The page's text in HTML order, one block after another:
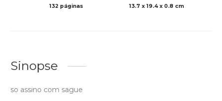
132 páginas 13.7 x 19.4 x 0.8 cm
Sinopse
so assino com sague